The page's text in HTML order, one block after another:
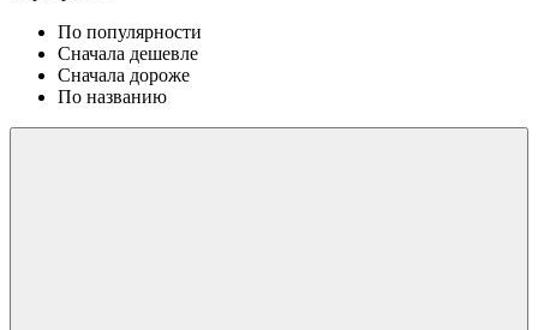
По популярности
Сначала дешевле
Сначала дороже
По названию